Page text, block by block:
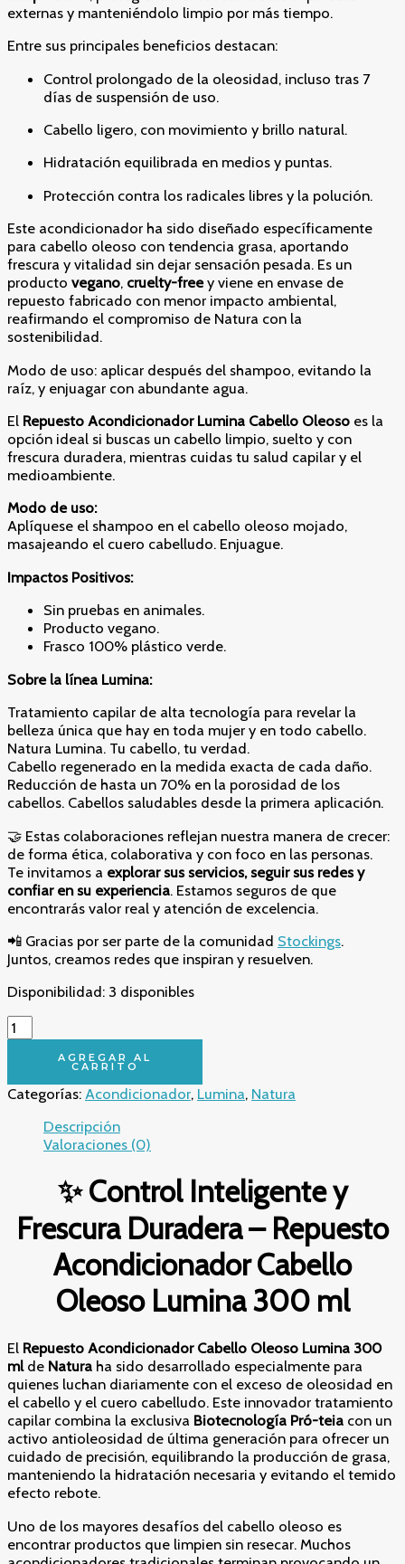
externas y manteniéndolo limpio por más tiempo.
Entre sus principales beneficios destacan:
Control prolongado de la oleosidad, incluso tras 7
días de suspensión de uso.
Cabello ligero, con movimiento y brillo natural.
Hidratación equilibrada en medios y puntas.
Protección contra los radicales libres y la polución.
Este acondicionador ha sido diseñado específicamente
para cabello oleoso con tendencia grasa, aportando
frescura y vitalidad sin dejar sensación pesada. Es un
producto vegano, cruelty-freey viene en envase de
repuesto fabricado con menor impacto ambiental,
reafirmando el compromiso de Natura con la
sostenibilidad.
Modo de uso: aplicar después del shampoo, evitando la
raíz, y enjuagar con abundante agua.
El Repuesto Acondicionador Lumina Cabello Oleoso es la
opción ideal si buscas un cabello limpio, suelto y con
frescura duradera, mientras cuidas tu salud capilar y el
medioambiente.
Modo de uso:
Aplíquese el shampoo en el cabello oleoso mojado,
masajeando el cuero cabelludo. Enjuague.
Impactos Positivos:
Sin pruebas en animales.
Producto vegano.
Frasco 100% plástico verde.
Sobre la línea Lumina:
Tratamiento capilar de alta tecnología para revelar la
belleza única que hay en toda mujer y en todo cabello.
Natura Lumina. Tu cabello, tu verdad.
Cabello regenerado en la medida exacta de cada daño.
Reducción de hasta un 70% en la porosidad de los
cabellos. Cabellos saludables desde la primera aplicación.
🤝 Estas colaboraciones reflejan nuestra manera de crecer:
de forma ética, colaborativa y con foco en las personas.
Te invitamos a explorar sus servicios, seguir sus redes y
confiar en su experiencia. Estamos seguros de que
encontrarás valor real y atención de excelencia.
📲 Gracias por ser parte de la comunidad Stockings.
Juntos, creamos redes que inspiran y resuelven.
Disponibilidad: 3 disponibles
✨
Control
Inteligente
Frescura
Repuesto
Lumina
300
cantidad
AGREGAR AL
CARRITO
Categorías: Acondicionador, Lumina, Natura
Descripción
Valoraciones (0)
✨ Control Inteligente y
Frescura Duradera – Repuesto
Acondicionador Cabello
Oleoso Lumina 300 ml
El Repuesto Acondicionador Cabello Oleoso Lumina 300
mlde Natura ha sido desarrollado especialmente para
quienes luchan diariamente con el exceso de oleosidad en
el cabello y el cuero cabelludo. Este innovador tratamiento
capilar combina la exclusiva Biotecnología Pró-teia con un
activo antioleosidad de última generación para ofrecer un
cuidado de precisión, equilibrando la producción de grasa,
manteniendo la hidratación necesaria y evitando el temido
efecto rebote.
Uno de los mayores desafíos del cabello oleoso es
encontrar productos que limpien sin resecar. Muchos